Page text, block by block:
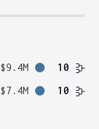
$9.4M
10
$7.4M 10